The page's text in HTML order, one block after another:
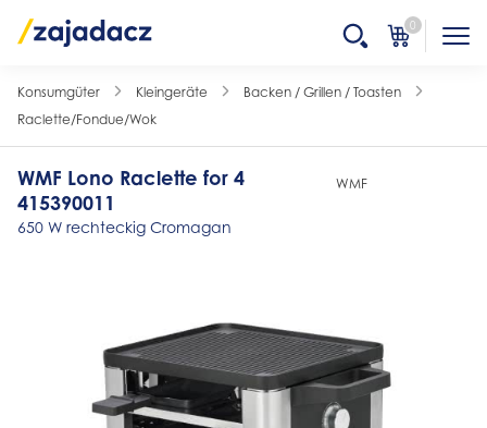
0
Konsumgüter Kleingeräte
Backen / Grillen / Toasten
Raclette/Fondue/Wok
WMF Lono Raclette for 4
415390011
650 W rechteckig Cromagan
WMF